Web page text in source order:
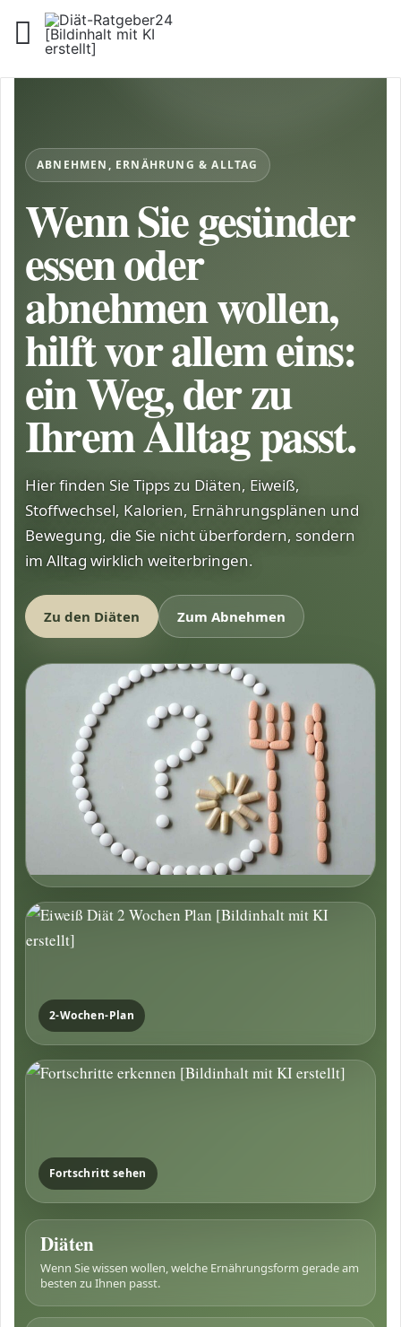
Menü
ABNEHMEN, ERNÄHRUNG & ALLTAG
Wenn Sie gesünder
essen oder
abnehmen wollen,
hilft vor allem eins:
ein Weg, der zu
Ihrem Alltag passt.
Hier finden Sie Tipps zu Diäten, Eiweiß,
Stoffwechsel, Kalorien, Ernährungsplänen und
Bewegung, die Sie nicht überfordern, sondern
im Alltag wirklich weiterbringen.
Zu den Diäten Zum Abnehmen
2-Wochen-Plan
Fortschritt sehen
Diäten
Wenn Sie wissen wollen, welche Ernährungsform gerade am
besten zu Ihnen passt.